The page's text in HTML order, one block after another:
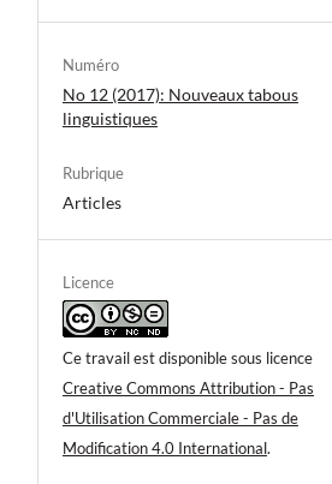
Numéro
No 12 (2017): Nouveaux tabous
linguistiques
Rubrique
Articles
Licence
Ce travail est disponible sous licence
Creative Commons Attribution - Pas
d'Utilisation Commerciale - Pas de
Modification 4.0 International.